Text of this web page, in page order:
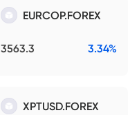
EURCOP.FOREX
3563.3 3.34%
XPTUSD.FOREX